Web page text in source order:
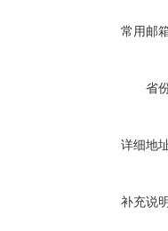
常用邮
省
详细地
补充说